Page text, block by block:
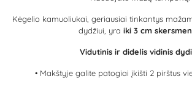
Kėgelio kamuoliukai, geriausiai tinkantys
dydžiui, yra iki 3 cm
Vidutinis ir didelis vidinis
• Makštyje galite patogiai įkišti 2 pirštus